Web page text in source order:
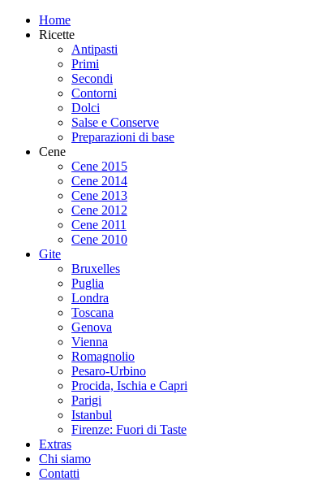
Home
Ricette
Antipasti
Primi
Secondi
Contorni
Dolci
Salse e Conserve
Preparazioni di base
Cene
Cene 2015
Cene 2014
Cene 2013
Cene 2012
Cene 2011
Cene 2010
Gite
Bruxelles
Puglia
Londra
Toscana
Genova
Vienna
Romagnolio
Pesaro-Urbino
Procida, Ischia e Capri
Parigi
Istanbul
Firenze: Fuori di Taste
Extras
Chi siamo
Contatti